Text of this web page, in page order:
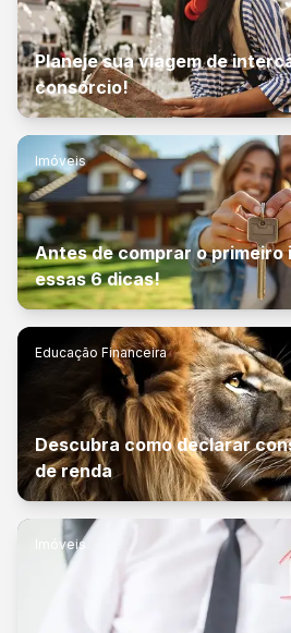
Planeje sua viagem de
consórcio!
Imóveis
Antes de comprar o
essas 6 dicas!
Educação Financeira
Descubra como declarar
de renda
Imóveis